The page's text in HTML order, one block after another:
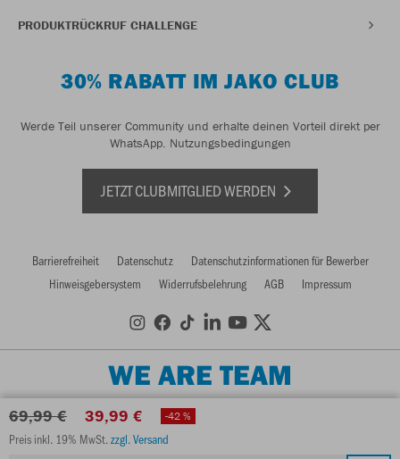
69,99 € 39,99 € -42 %
Preis inkl. 19% MwSt.zzgl. Versand
PRODUKTRÜCKRUF CHALLENGE
30% RABATT IM JAKO CLUB
Werde Teil unserer Community und erhalte deinen Vorteil direkt per
WhatsApp. Nutzungsbedingungen
JETZT CLUBMITGLIED WERDEN
Barrierefreiheit Datenschutz
Datenschutzinformationen für Bewerber
Hinweisgebersystem
Widerrufsbelehrung AGB Impressum
WE ARE TEAM